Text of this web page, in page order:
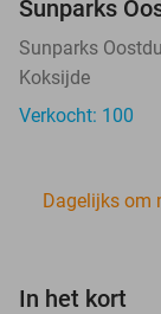
Sunparks
Sunparks
Koksijde
Verkocht: 100
Dagelijks om
In het kort